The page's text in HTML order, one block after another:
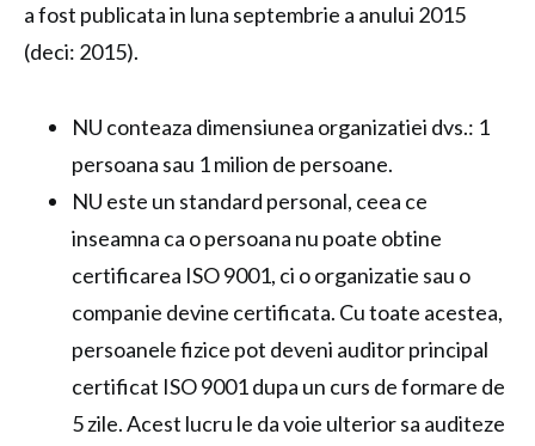
a fost publicata in luna septembrie a anului 2015
(deci: 2015).
NU conteaza dimensiunea organizatiei dvs.: 1
persoana sau 1 milion de persoane.
NU este un standard personal, ceea ce
inseamna ca o persoana nu poate obtine
certificarea ISO 9001, ci o organizatie sau o
companie devine certificata. Cu toate acestea,
persoanele fizice pot deveni auditor principal
certificat ISO 9001 dupa un curs de formare de
5 zile. Acest lucru le da voie ulterior sa auditeze